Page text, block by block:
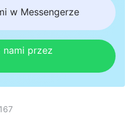
w Messengerze
nami przez
167